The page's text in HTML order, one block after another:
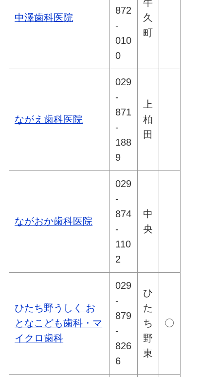
中澤歯科医院
872
-
010
0
牛
久
町
ながえ歯科医院
029
-
871
-
188
9
上
柏
田
ながおか歯科医院
029
-
874
-
110
2
中
央
ひたち野うしく お
となこども歯科・マ
イクロ歯科
029
-
879
-
826
6
ひ
た
ち
野
東
〇